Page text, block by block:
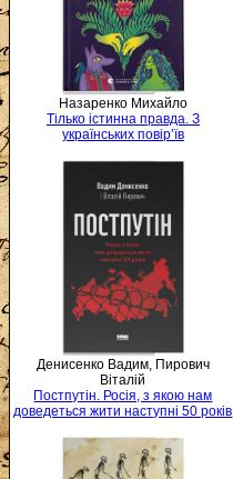
Назаренко Михайло
Тілько істинна правда. З
українських повір’їв
Денисенко Вадим, Пирович
Віталій
Постпутін. Росія, з якою нам
доведеться жити наступні 50 років